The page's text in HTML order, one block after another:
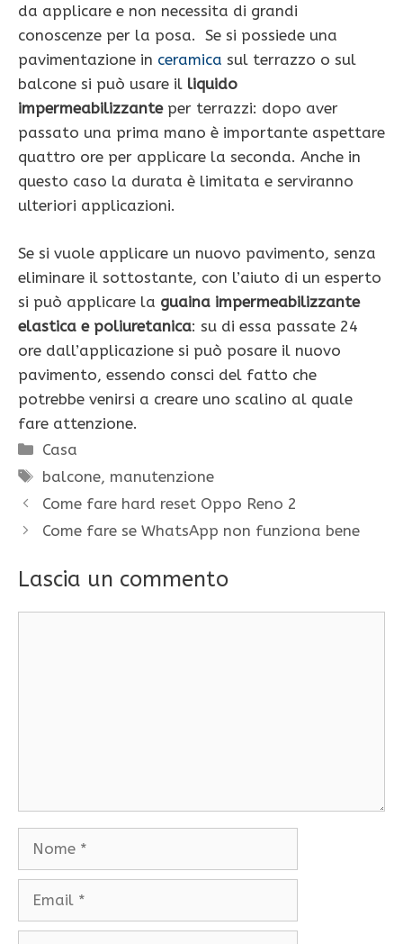
da applicare e non necessita di grandi
conoscenze per la posa. Se si possiede una
pavimentazione in ceramica sul terrazzo o sul
balcone si può usare il liquido
impermeabilizzanteper terrazzi: dopo aver
passato una prima mano è importante aspettare
quattro ore per applicare la seconda. Anche in
questo caso la durata è limitata e serviranno
ulteriori applicazioni.
Se si vuole applicare un nuovo pavimento, senza
eliminare il sottostante, con l’aiuto di un esperto
si può applicare la guaina impermeabilizzante
elastica e poliuretanica: su di essa passate 24
ore dall’applicazione si può posare il nuovo
pavimento, essendo consci del fatto che
potrebbe venirsi a creare uno scalino al quale
fare attenzione.
Categorie
Casa
Tag
balcone, manutenzione
Come fare hard reset Oppo Reno 2
Come fare se WhatsApp non funziona bene
Lascia un commento
Nome
Email